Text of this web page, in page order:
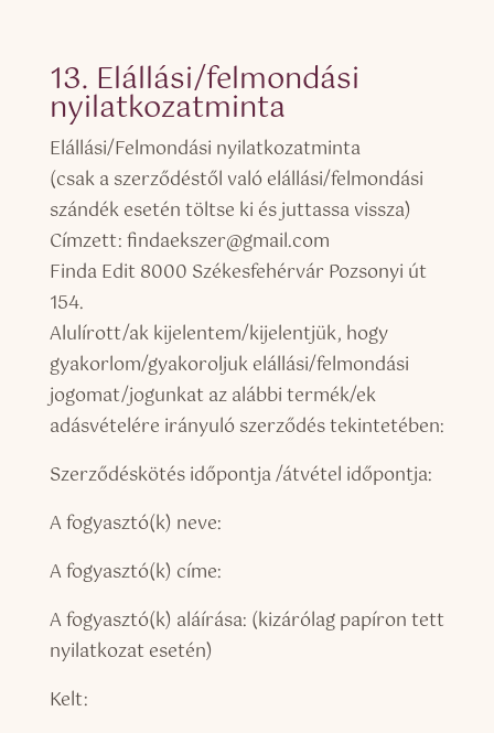
13. Elállási/felmondási
nyilatkozatminta
Elállási/Felmondási nyilatkozatminta
(csak a szerződéstől való elállási/felmondási
szándék esetén töltse ki és juttassa vissza)
Címzett: findaekszer@gmail.com
Finda Edit 8000 Székesfehérvár Pozsonyi út
154.
Alulírott/ak kijelentem/kijelentjük, hogy
gyakorlom/gyakoroljuk elállási/felmondási
jogomat/jogunkat az alábbi termék/ek
adásvételére irányuló szerződés tekintetében:
Szerződéskötés időpontja /átvétel időpontja:
A fogyasztó(k) neve:
A fogyasztó(k) címe:
A fogyasztó(k) aláírása: (kizárólag papíron tett
nyilatkozat esetén)
Kelt: